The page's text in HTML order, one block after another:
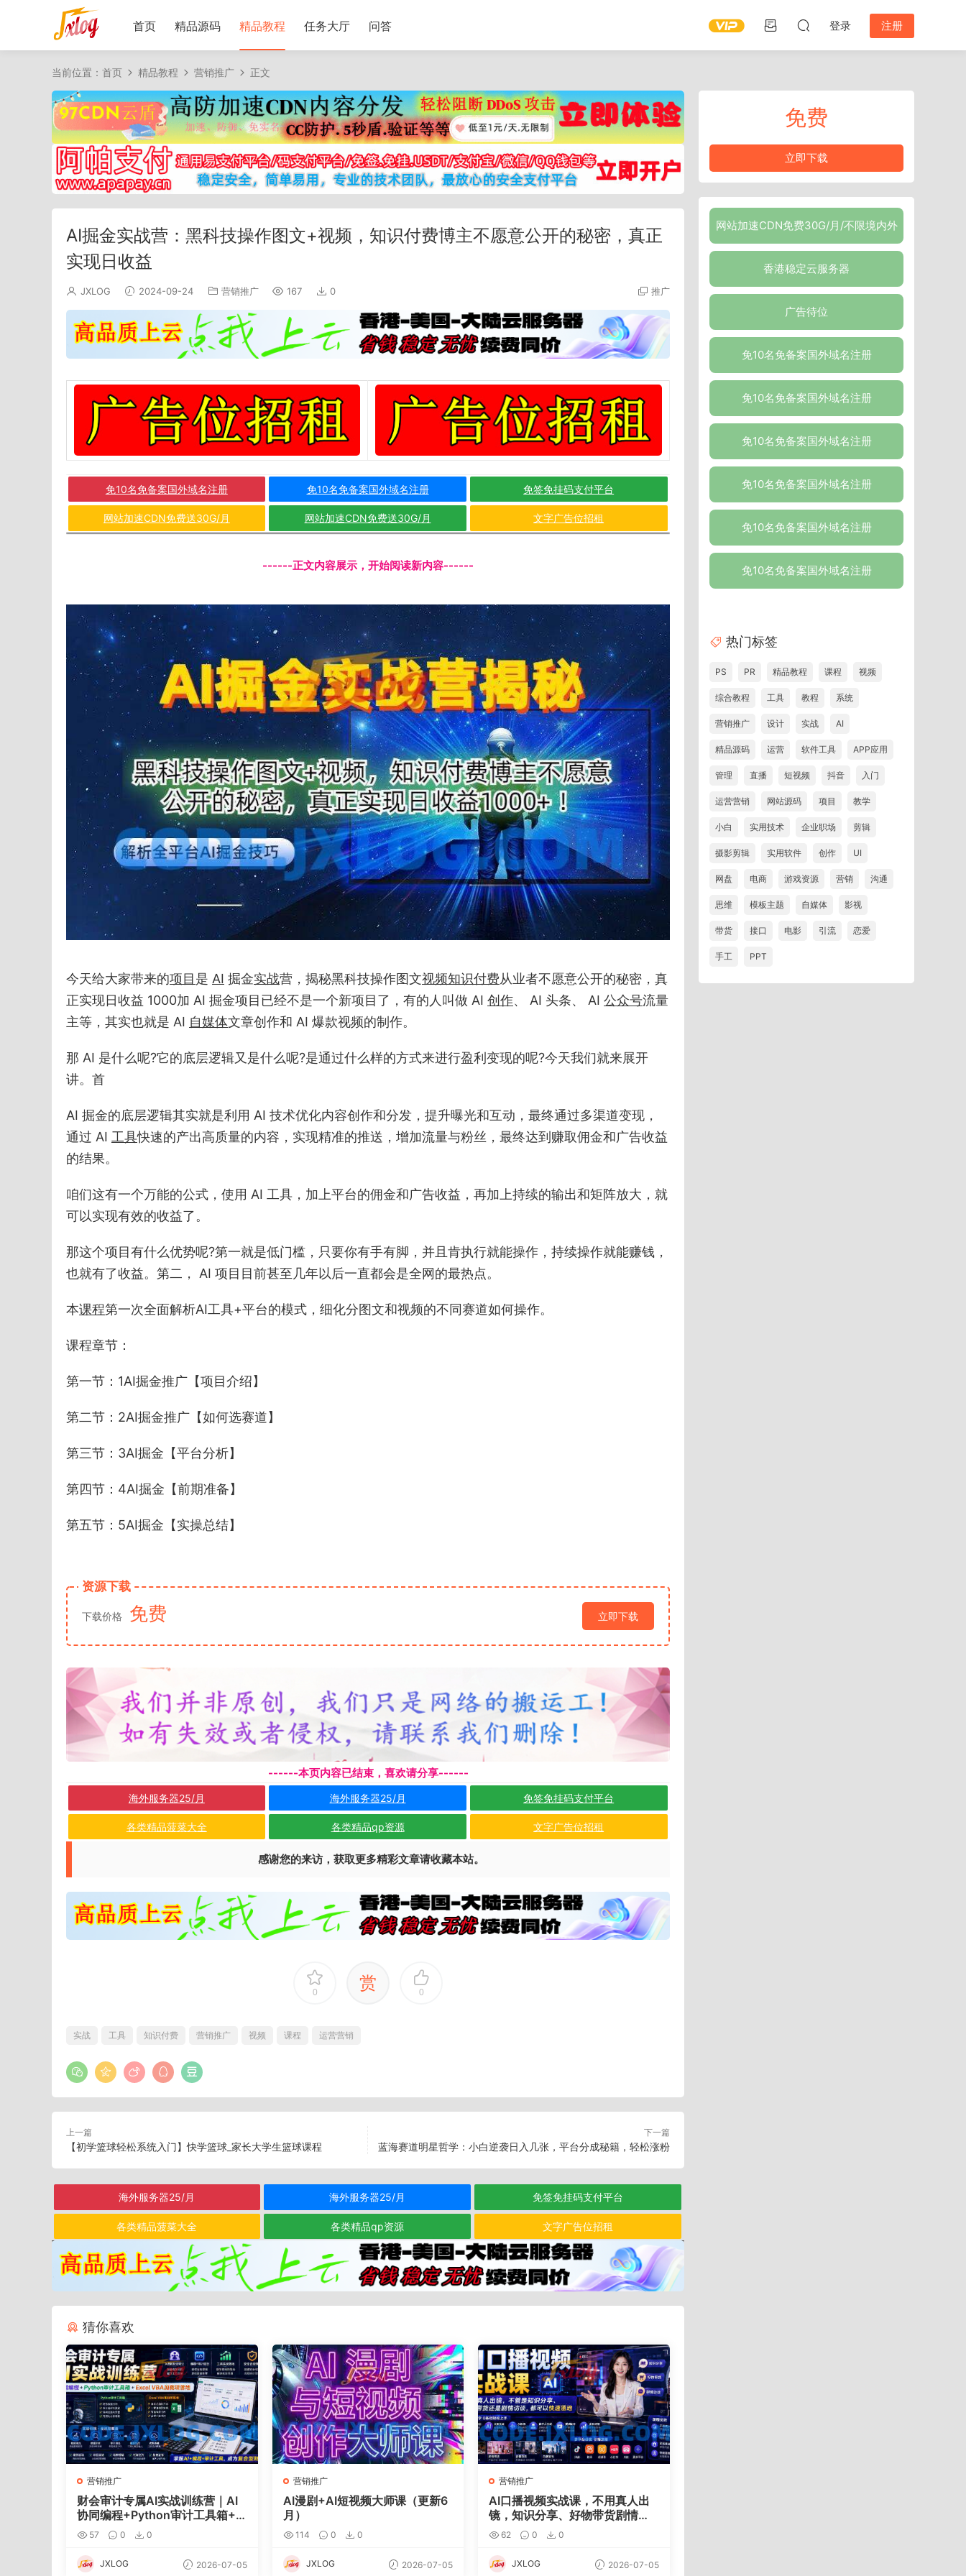
首页 精品源码 精品教程 任务大厅 问答 登录 注册
当前位置： 首页 精品教程 营销推广 正文
AI掘金实战营：黑科技操作图文+视频，知识付费博主不愿意公开的秘密，真正
实现日收益
JXLOG 2024-09-24 营销推广 167 0 推广
免10名免备案国外域名注册 免10名免备案国外域名注册 免签免挂码支付平台
网站加速CDN免费送30G/月 网站加速CDN免费送30G/月 文字广告位招租
------正文内容展示，开始阅读新内容------
今天给大家带来的项目是 AI 掘金实战营，揭秘黑科技操作图文视频知识付费从业者不愿意公开的秘密，真
正实现日收益 1000加 AI 掘金项目已经不是一个新项目了，有的人叫做 AI 创作、 AI 头条、 AI 公众号流量
主等，其实也就是 AI 自媒体文章创作和 AI 爆款视频的制作。
那 AI 是什么呢?它的底层逻辑又是什么呢?是通过什么样的方式来进行盈利变现的呢?今天我们就来展开
讲。首
AI 掘金的底层逻辑其实就是利用 AI 技术优化内容创作和分发，提升曝光和互动，最终通过多渠道变现，
通过 AI 工具快速的产出高质量的内容，实现精准的推送，增加流量与粉丝，最终达到赚取佣金和广告收益
的结果。
咱们这有一个万能的公式，使用 AI 工具，加上平台的佣金和广告收益，再加上持续的输出和矩阵放大，就
可以实现有效的收益了。
那这个项目有什么优势呢?第一就是低门槛，只要你有手有脚，并且肯执行就能操作，持续操作就能赚钱，
也就有了收益。第二， AI 项目目前甚至几年以后一直都会是全网的最热点。
本课程第一次全面解析AI工具+平台的模式，细化分图文和视频的不同赛道如何操作。
课程章节：
第一节：1AI掘金推广【项目介绍】
第二节：2AI掘金推广【如何选赛道】
第三节：3AI掘金【平台分析】
第四节：4AI掘金【前期准备】
第五节：5AI掘金【实操总结】
资源下载
下载价格 免费 立即下载
------本页内容已结束，喜欢请分享------
海外服务器25/月 海外服务器25/月 免签免挂码支付平台
各类精品菠菜大全 各类精品qp资源 文字广告位招租
感谢您的来访，获取更多精彩文章请收藏本站。
0 赏 0
实战 工具 知识付费 营销推广 视频 课程 运营营销
上一篇
【初学篮球轻松系统入门】快学篮球_家长大学生篮球课程
下一篇
蓝海赛道明星哲学：小白逆袭日入几张，平台分成秘籍，轻松涨粉
海外服务器25/月 海外服务器25/月 免签免挂码支付平台
各类精品菠菜大全 各类精品qp资源 文字广告位招租
猜你喜欢
营销推广
财会审计专属AI实战训练营｜AI
协同编程+Python审计工具箱+E
xcel VBA加载项落地
57 0 0
JXLOG 2026-07-05
营销推广
AI漫剧+AI短视频大师课（更新6
月）
114 0 0
JXLOG 2026-07-05
营销推广
AI口播视频实战课，不用真人出
镜，知识分享、好物带货剧情访
谈 62 0 0
JXLOG 2026-07-05
免费
立即下载
网站加速CDN免费30G/月/不限境内外
香港稳定云服务器
广告待位
免10名免备案国外域名注册
免10名免备案国外域名注册
免10名免备案国外域名注册
免10名免备案国外域名注册
免10名免备案国外域名注册
免10名免备案国外域名注册
热门标签
PS PR 精品教程 课程 视频
综合教程 工具 教程 系统
营销推广 设计 实战 AI
精品源码 运营 软件工具 APP应用
管理 直播 短视频 抖音 入门
运营营销 网站源码 项目 教学
小白 实用技术 企业职场 剪辑
摄影剪辑 实用软件 创作 UI
网盘 电商 游戏资源 营销 沟通
思维 模板主题 自媒体 影视
带货 接口 电影 引流 恋爱
手工 PPT